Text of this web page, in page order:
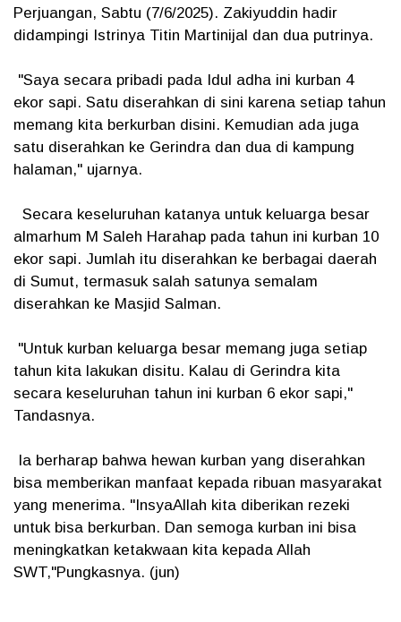
Perjuangan, Sabtu (7/6/2025). Zakiyuddin hadir
didampingi Istrinya Titin Martinijal dan dua putrinya.
"Saya secara pribadi pada Idul adha ini kurban 4
ekor sapi. Satu diserahkan di sini karena setiap tahun
memang kita berkurban disini. Kemudian ada juga
satu diserahkan ke Gerindra dan dua di kampung
halaman," ujarnya.
Secara keseluruhan katanya untuk keluarga besar
almarhum M Saleh Harahap pada tahun ini kurban 10
ekor sapi. Jumlah itu diserahkan ke berbagai daerah
di Sumut, termasuk salah satunya semalam
diserahkan ke Masjid Salman.
"Untuk kurban keluarga besar memang juga setiap
tahun kita lakukan disitu. Kalau di Gerindra kita
secara keseluruhan tahun ini kurban 6 ekor sapi,"
Tandasnya.
Ia berharap bahwa hewan kurban yang diserahkan
bisa memberikan manfaat kepada ribuan masyarakat
yang menerima. "InsyaAllah kita diberikan rezeki
untuk bisa berkurban. Dan semoga kurban ini bisa
meningkatkan ketakwaan kita kepada Allah
SWT,"Pungkasnya. (jun)